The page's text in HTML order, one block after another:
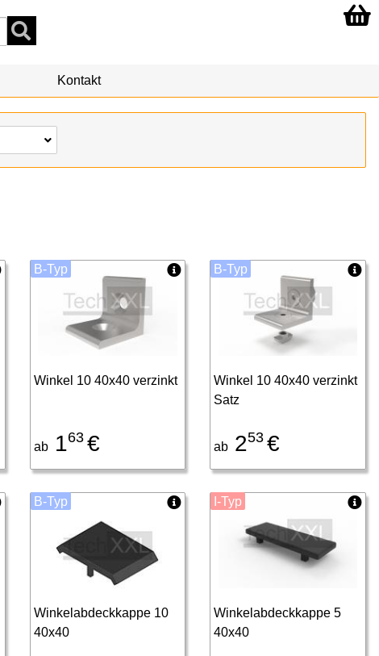
Kontakt
Winkel 10 40x40 verzinkt
ab163 €
B-Typ
Winkel 10 40x40 verzinkt
Satz
ab 253 €
B-Typ
Winkelabdeckkappe 10
40x40
B-Typ
Winkelabdeckkappe 5
40x40
I-Typ